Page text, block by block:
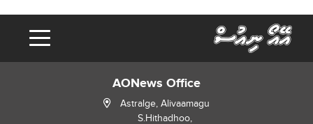
AONews Office
Astralge, Alivaamagu
S.Hithadhoo,